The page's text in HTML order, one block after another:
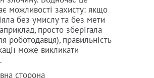
можливості захисту: якщо
без умислу та без мети
просто зберігала
роботодавця), правильність
може викликати
сторона